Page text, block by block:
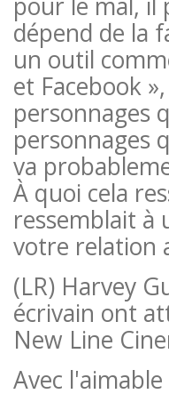
dépend de la
un outil
et Facebook
personnages
personnages
va
À quoi cela
ressemblait à
votre relation
(LR) Harvey
écrivain ont
New Line
Avec